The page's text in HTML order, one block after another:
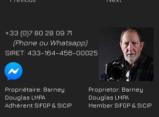
+33 (0)7 80 28 09 71
(Phone ou Whatsapp)
SIRET: 433-164-456-00025
Propriétaire: Barney
Douglas LMPA
Adhérent SIFGP & SICIP
Proprietor: Barney
Douglas LMPA
Member SIFGP & SICIP